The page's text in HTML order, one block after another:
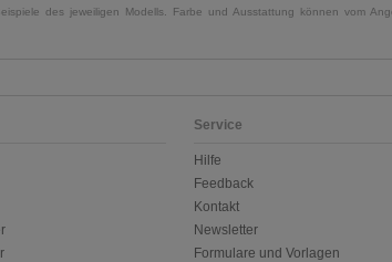
des jeweiligen Modells. Farbe und Ausstattung können vom
Service
Hilfe
Feedback
Kontakt
Newsletter
Formulare und Vorlagen